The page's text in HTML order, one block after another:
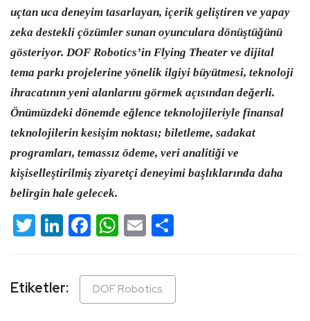
uçtan uca deneyim tasarlayan, içerik geliştiren ve yapay
zeka destekli çözümler sunan oyunculara dönüştüğünü
gösteriyor. DOF Robotics’in Flying Theater ve dijital
tema parkı projelerine yönelik ilgiyi büyütmesi, teknoloji
ihracatının yeni alanlarını görmek açısından değerli.
Önümüzdeki dönemde eğlence teknolojileriyle finansal
teknolojilerin kesişim noktası; biletleme, sadakat
programları, temassız ödeme, veri analitiği ve
kişiselleştirilmiş ziyaretçi deneyimi başlıklarında daha
belirgin hale gelecek.
Twitter
LinkedIn
Facebook
WhatsApp
Email
Etiketler: DOF Robotics